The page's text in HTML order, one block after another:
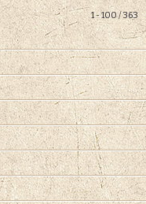
1 - 100 / 363